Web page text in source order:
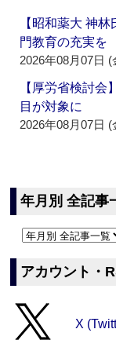
【昭和薬大 神
門教育の充実を
2026年08月07日 (
【厚労省検討会
目が対象に
2026年08月07日 (
年月別 全記事
アカウント・
X